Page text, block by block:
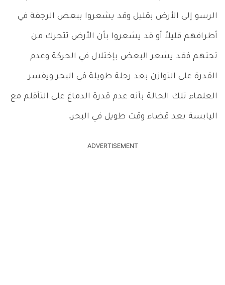
الرسو إلى الأرض بقليل وقد يشعروا ببعض الرجفة في
أطرافهم قليلاً أو قد يشعروا بأن الأرض تتحرك من
تحتهم فقد يشعر البعض بإختلال في الحركة وعدم
القدرة على التوازن بعد رحلة طويلة في البحر ويفسر
العلماء تلك الحالة بأنه عدم قدرة الدماغ على التأقلم مع
اليابسة بعد قضاء وقت طويل في البحر.
ADVERTISEMENT